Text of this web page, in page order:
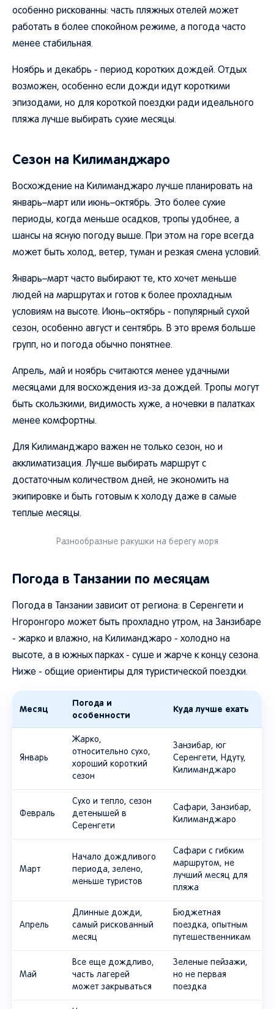
особенно рискованны: часть пляжных отелей может
работать в более спокойном режиме, а погода часто
менее стабильная.
Ноябрь и декабрь - период коротких дождей. Отдых
возможен, особенно если дожди идут короткими
эпизодами, но для короткой поездки ради идеального
пляжа лучше выбирать сухие месяцы.
Сезон на Килиманджаро
Восхождение на Килиманджаро лучше планировать на
январь–март или июнь–октябрь. Это более сухие
периоды, когда меньше осадков, тропы удобнее, а
шансы на ясную погоду выше. При этом на горе всегда
может быть холод, ветер, туман и резкая смена условий.
Январь–март часто выбирают те, кто хочет меньше
людей на маршрутах и готов к более прохладным
условиям на высоте. Июнь–октябрь - популярный сухой
сезон, особенно август и сентябрь. В это время больше
групп, но и погода обычно понятнее.
Апрель, май и ноябрь считаются менее удачными
месяцами для восхождения из-за дождей. Тропы могут
быть скользкими, видимость хуже, а ночевки в палатках
менее комфортны.
Для Килиманджаро важен не только сезон, но и
акклиматизация. Лучше выбирать маршрут с
достаточным количеством дней, не экономить на
экипировке и быть готовым к холоду даже в самые
теплые месяцы.
Разнообразные ракушки на берегу моря
Погода в Танзании по месяцам
Погода в Танзании зависит от региона: в Серенгети и
Нгоронгоро может быть прохладно утром, на Занзибаре
- жарко и влажно, на Килиманджаро - холодно на
высоте, а в южных парках - суше и жарче к концу сезона.
Ниже - общие ориентиры для туристической поездки.
Месяц
Погода и
особенности
Куда лучше ехать
Январь
Жарко,
относительно сухо,
хороший короткий
сезон
Занзибар, юг
Серенгети, Ндуту,
Килиманджаро
Февраль
Сухо и тепло, сезон
детенышей в
Серенгети
Сафари, Занзибар,
Килиманджаро
Март
Начало дождливого
периода, зелено,
меньше туристов
Сафари с гибким
маршрутом, не
лучший месяц для
пляжа
Апрель
Длинные дожди,
самый рискованный
месяц
Бюджетная
поездка, опытным
путешественникам
Май
Все еще дождливо,
часть лагерей
может закрываться
Зеленые пейзажи,
но не первая
поездка